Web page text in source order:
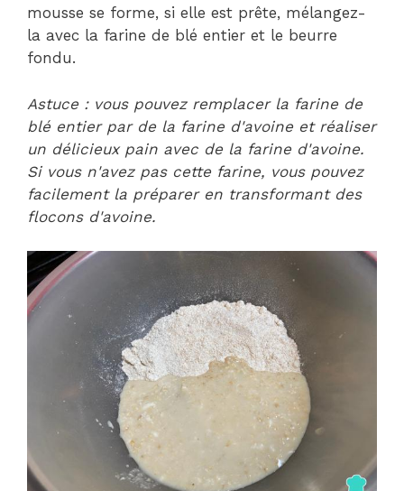
mousse se forme, si elle est prête, mélangez-
la avec la farine de blé entier et le beurre
fondu.
Astuce : vous pouvez remplacer la farine de
blé entier par de la farine d'avoine et réaliser
un délicieux pain avec de la farine d'avoine.
Si vous n'avez pas cette farine, vous pouvez
facilement la préparer en transformant des
flocons d'avoine.